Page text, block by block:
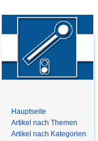
Hauptseite
Artikel nach Themen
Artikel nach Kategorien